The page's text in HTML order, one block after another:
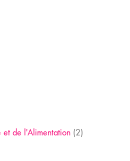
et de l'Alimentation (2)